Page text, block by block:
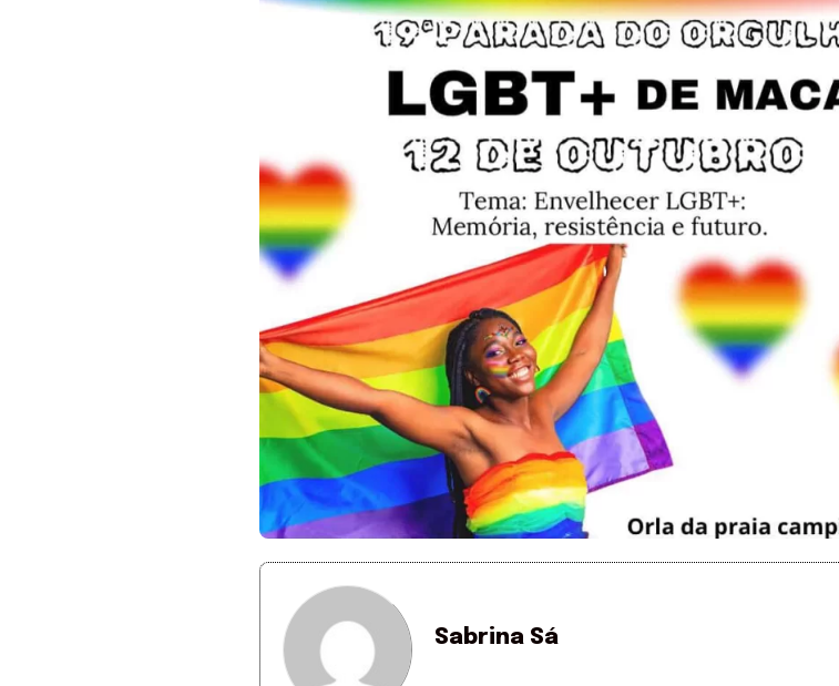
Sabrina Sá